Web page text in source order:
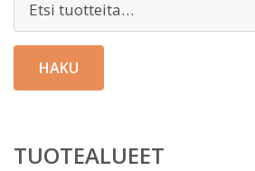
HAKU
TUOTEALUEET